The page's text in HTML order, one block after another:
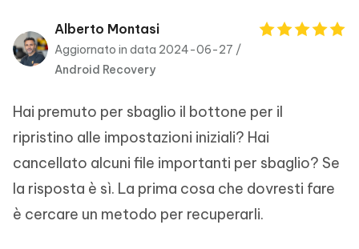
PDNob
PDF
Editor
New
iAnyGo
Alberto Montasi
Aggiornato in data 2024-06-27 /
Android Recovery
Hai premuto per sbaglio il bottone per il
ripristino alle impostazioni iniziali? Hai
cancellato alcuni file importanti per sbaglio? Se
la risposta è sì. La prima cosa che dovresti fare
è cercare un metodo per recuperarli.